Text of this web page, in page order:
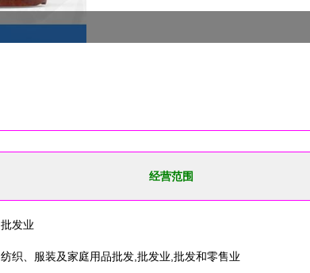
经营范围
批发业
纺织、服装及家庭用品批发,批发业,批发和零售业